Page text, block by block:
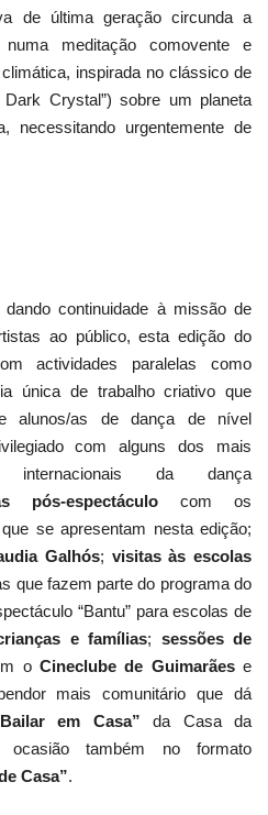
de última geração circunda a
numa meditação comovente e
inspirada no clássico de
Crystal”) sobre um planeta
necessitando urgentemente de
continuidade à missão de
ao público, esta edição do
actividades paralelas como
única de trabalho criativo que
alunos/as de dança de nível
com alguns dos mais
internacionais da dança
pós-espectáculo com os
se apresentam nesta edição;
Galhós; visitas às escolas
que fazem parte do programa do
“Bantu” para escolas de
e famílias; sessões de
o Cineclube de Guimarãese
mais comunitário que dá
em Casa” da Casa da
ocasião também no formato
Casa”.